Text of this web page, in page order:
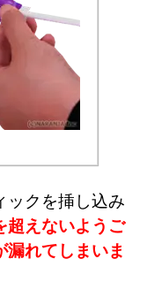
ックを挿し込み
えないようご
れてしまいま